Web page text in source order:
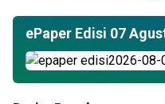
ePaper Edisi 07